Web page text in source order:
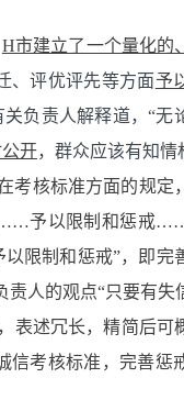
H市建立了一个量化的
、评优评先等方面予
关负责人解释道，“无
开，群众应该有知情
考核标准方面的规定
……予以限制和惩戒
限制和惩戒”，即完
责人的观点“只要有失
表述冗长，精简后可
信考核标准，完善惩